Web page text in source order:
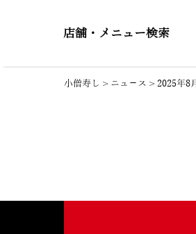
店舗・メニュー検索
小僧寿し > ニュ－ス > 2025年8